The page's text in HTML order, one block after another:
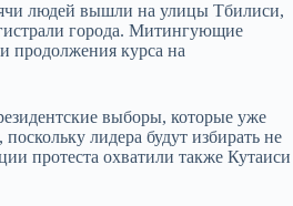
людей вышли на улицы Тбилиси,
города. Митингующие
продолжения курса на
выборы, которые уже
лидера будут избирать не
протеста охватили также Кутаиси